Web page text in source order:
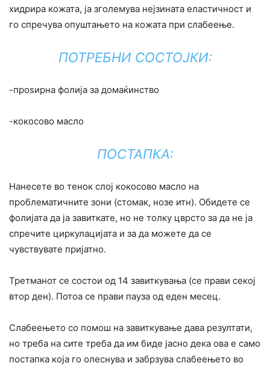
хидрира кожата, ја зголемува нејзината еластичност и
го спречува опуштањето на кожата при слабеење.
ПОТРЕБНИ СОСТОЈКИ:
-проѕирна фолија за домаќинство
-кокосово масло
ПОСТАПКА:
Нанесете во тенок слој кокосово масло на
проблематичните зони (стомак, нозе итн). Обидете се
фолијата да ја завиткате, но не толку цврсто за да не ја
спречите циркулацијата и за да можете да се
чувствувате пријатно.
Третманот се состои од 14 завиткувања (се прави секој
втор ден). Потоа се прави пауза од еден месец.
Слабеењето со помош на завиткување дава резултати,
но треба на сите треба да им биде јасно дека ова е само
постапка која го олеснува и забрзува слабеењето во